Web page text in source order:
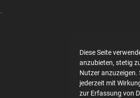
Diese Seite
anzubieten, stetig
Nutzer
jederzeit mit
zur Erfassung von